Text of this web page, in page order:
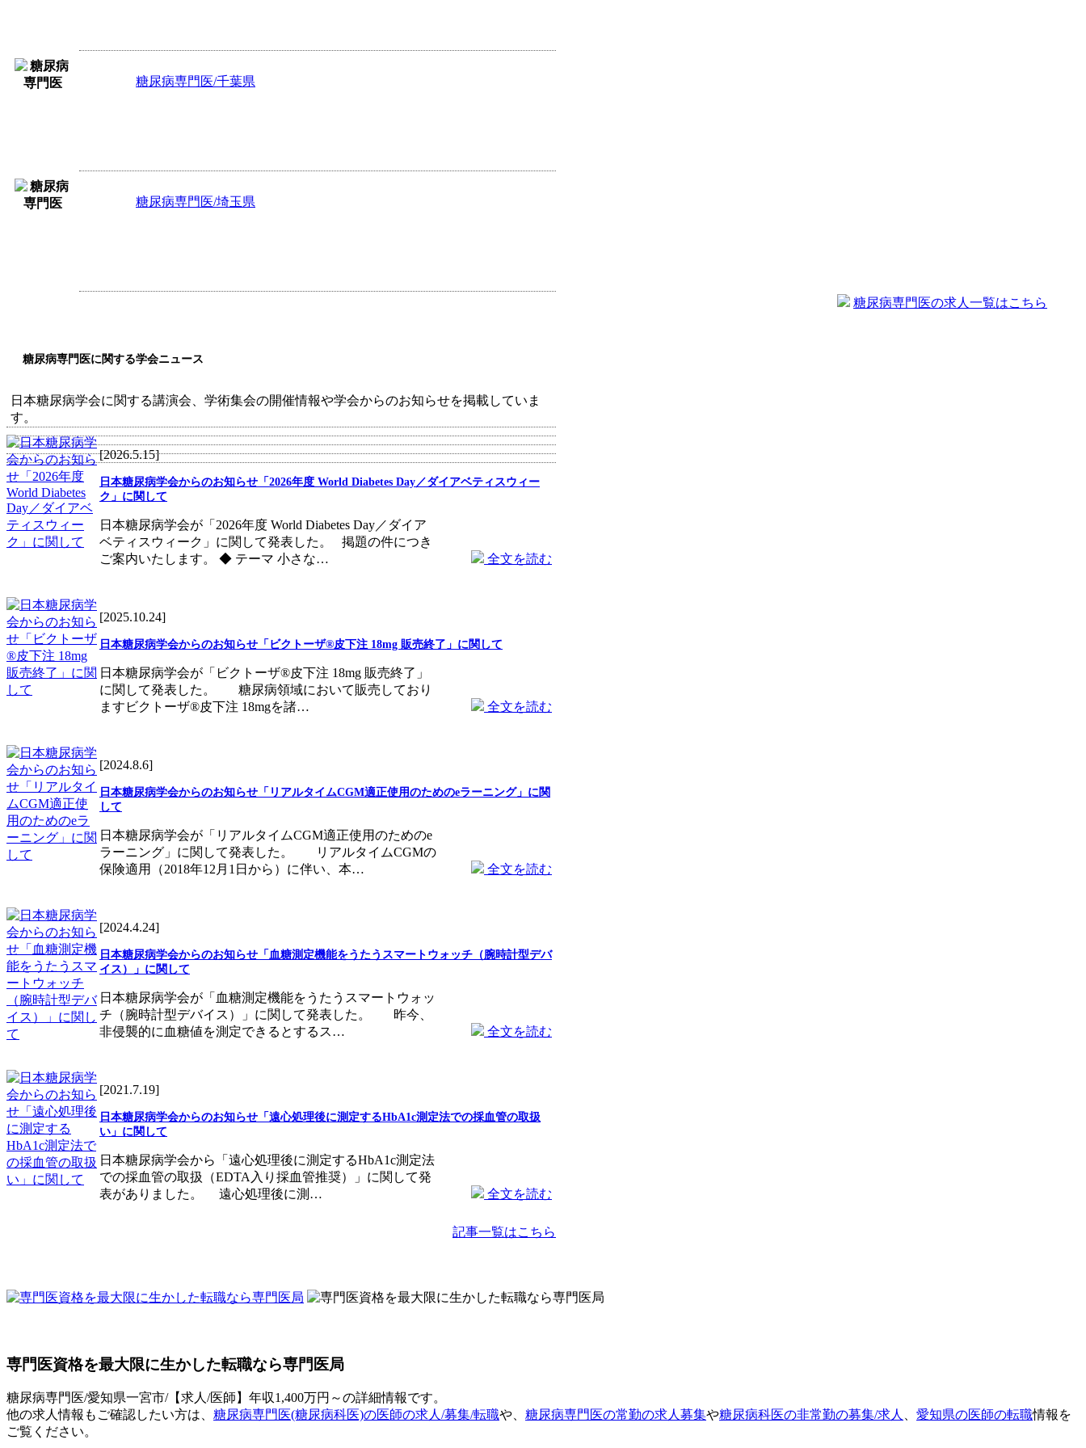
糖尿病専門医/千葉県
糖尿病専門医/埼玉県
糖尿病専門医の求人一覧はこちら
糖尿病専門医に関する学会ニュース
日本糖尿病学会に関する講演会、学術集会の開催情報や学会からのお知らせを掲載していま
す。
[2026.5.15]
全文を読む
日本糖尿病学会からのお知らせ「2026年度 World Diabetes Day／ダイアベティスウィー
ク」に関して
日本糖尿病学会が「2026年度 World Diabetes Day／ダイア
ベティスウィーク」に関して発表した。 掲題の件につき
ご案内いたします。 ◆ テーマ 小さな…
[2025.10.24]
全文を読む
日本糖尿病学会からのお知らせ「ビクトーザ®皮下注 18mg 販売終了」に関して
日本糖尿病学会が「ビクトーザ®皮下注 18mg 販売終了」
に関して発表した。 糖尿病領域において販売しており
ますビクトーザ®皮下注 18mgを諸…
[2024.8.6]
全文を読む
日本糖尿病学会からのお知らせ「リアルタイムCGM適正使用のためのeラーニング」に関
して
日本糖尿病学会が「リアルタイムCGM適正使用のためのe
ラーニング」に関して発表した。 リアルタイムCGMの
保険適用（2018年12月1日から）に伴い、本…
[2024.4.24]
全文を読む
日本糖尿病学会からのお知らせ「血糖測定機能をうたうスマートウォッチ（腕時計型デバ
イス）」に関して
日本糖尿病学会が「血糖測定機能をうたうスマートウォッ
チ（腕時計型デバイス）」に関して発表した。 昨今、
非侵襲的に血糖値を測定できるとするス…
[2021.7.19]
全文を読む
日本糖尿病学会からのお知らせ「遠心処理後に測定するHbA1c測定法での採血管の取扱
い」に関して
日本糖尿病学会から「遠心処理後に測定するHbA1c測定法
での採血管の取扱（EDTA入り採血管推奨）」に関して発
表がありました。 遠心処理後に測…
記事一覧はこちら
専門医資格を最大限に生かした転職なら専門医局
糖尿病専門医/愛知県一宮市/【求人/医師】年収1,400万円～の詳細情報です。
他の求人情報もご確認したい方は、 糖尿病専門医(糖尿病科医)の医師の求人/募集/転職や、 糖尿病専門医の常勤の求人募集や糖尿病科医の非常勤の募集/求人 愛知県の医師の転職情報を
ご覧ください。